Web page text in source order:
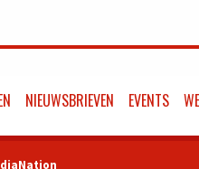
NIEUWSBRIEVEN EVENTS